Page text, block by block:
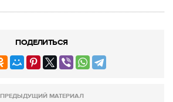
ПОДЕЛИТЬСЯ
ПРЕДЫДУЩИЙ МАТЕРИАЛ